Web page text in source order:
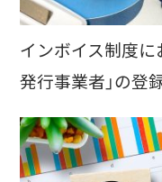
インボイス制度に
発行事業者」の登